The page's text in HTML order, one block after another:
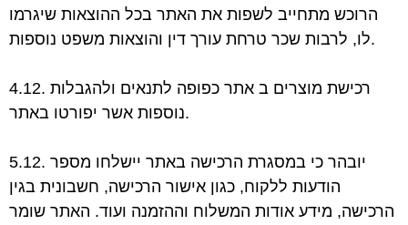
הרוכש מתחייב לשפות את האתר בכל ההוצאות שיגרמו
לו, לרבות שכר טרחת עורך דיןוהוצאות משפט נוספות.
4.12. רכישת מוצרים ב אתר כפופה לתנאים ולהגבלות
נוספות אשר יפורטו באתר.
5.12. יובהר כי במסגרת הרכישה באתר יישלחו מספר
הודעות ללקוח, כגון אישור הרכישה, חשבונית בגין
הרכישה, מידע אודות המשלוח וההזמנה ועוד. האתר שומר